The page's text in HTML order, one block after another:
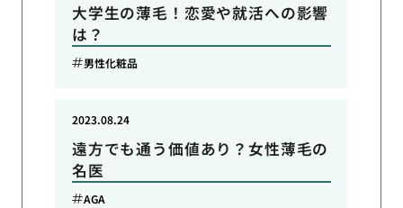
大学生の薄毛！恋愛や就活への影響
は？
男性化粧品
遠方でも通う価値あり？女性薄毛の
名医
2023.08.24
AGA